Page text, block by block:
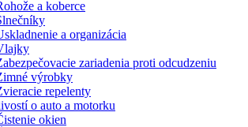
a koberce
a organizácia
zariadenia proti odcudzeniu
výrobky
repelenty
o auto a motorku
okien